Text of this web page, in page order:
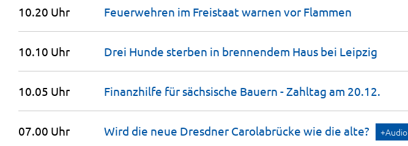
10.20 Uhr Feuerwehren im Freistaat warnen vor Flammen
10.10 Uhr Drei Hunde sterben in brennendem Haus bei Leipzig
10.05 Uhr Finanzhilfe für sächsische Bauern - Zahltag am 20.12.
07.00 Uhr Wird die neue Dresdner Carolabrücke wie die alte? +Audio